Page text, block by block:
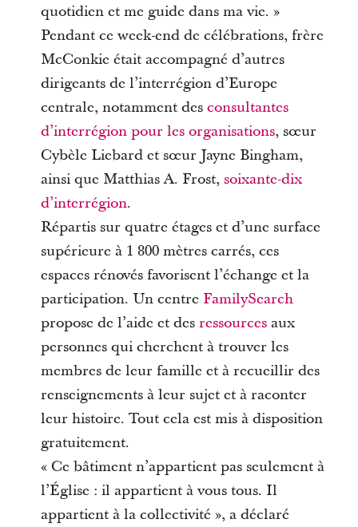
quotidien et me guide dans ma vie. »
Pendant ce week-end de célébrations, frère
McConkie était accompagné d’autres
dirigeants de l’interrégion d’Europe
centrale, notamment des consultantes
d’interrégion pour les organisations, sœur
Cybèle Liebard et sœur Jayne Bingham,
ainsi que Matthias A. Frost, soixante-dix
d’interrégion.
Répartis sur quatre étages et d’une surface
supérieure à 1 800 mètres carrés, ces
espaces rénovés favorisent l’échange et la
participation. Un centre FamilySearch
propose de l’aide et des ressourcesaux
personnes qui cherchent à trouver les
membres de leur famille et à recueillir des
renseignements à leur sujet et à raconter
leur histoire. Tout cela est mis à disposition
gratuitement.
« Ce bâtiment n’appartient pas seulement à
l’Église : il appartient à vous tous. Il
appartient à la collectivité », a déclaré